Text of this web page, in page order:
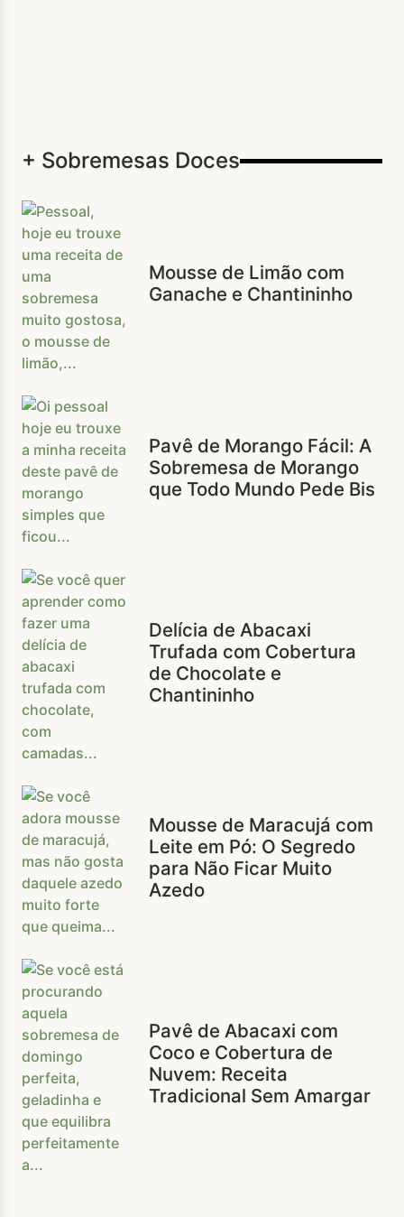
+ Sobremesas Doces
Mousse de Limão com
Ganache e Chantininho
Pavê de Morango Fácil: A
Sobremesa de Morango
que Todo Mundo Pede Bis
Delícia de Abacaxi
Trufada com Cobertura
de Chocolate e
Chantininho
Mousse de Maracujá com
Leite em Pó: O Segredo
para Não Ficar Muito
Azedo
Pavê de Abacaxi com
Coco e Cobertura de
Nuvem: Receita
Tradicional Sem Amargar